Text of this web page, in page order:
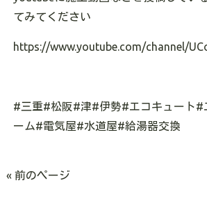
てみてください
https://www.youtube.com/channel/
#三重#松阪#津#伊勢#エコキュート#
ーム#電気屋#水道屋#給湯器交換
« 前のページ